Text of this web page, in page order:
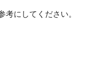
考にしてください。